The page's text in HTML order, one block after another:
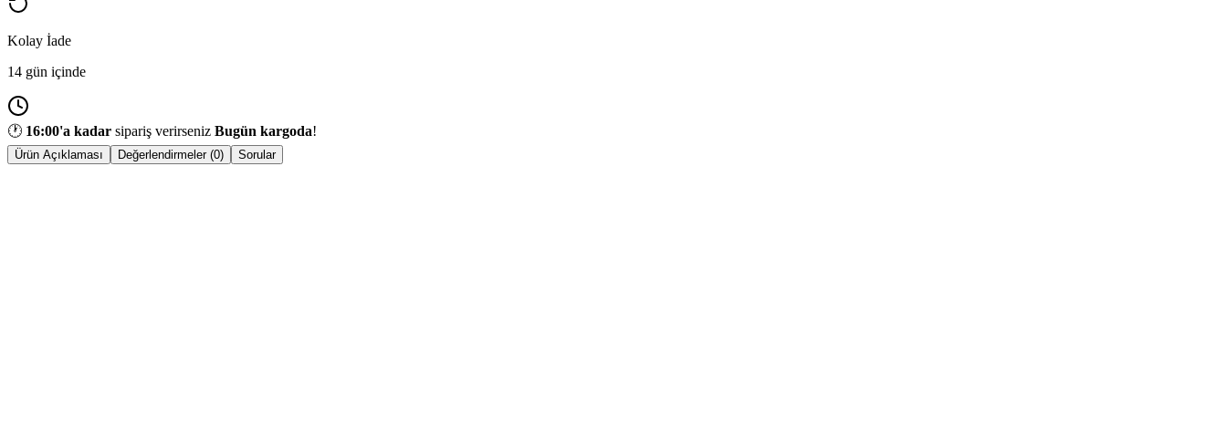
Kolay İade
14 gün içinde
🕐 16:00'a kadar sipariş verirseniz Bugün kargoda!
Ürün Açıklaması Değerlendirmeler (0) Sorular